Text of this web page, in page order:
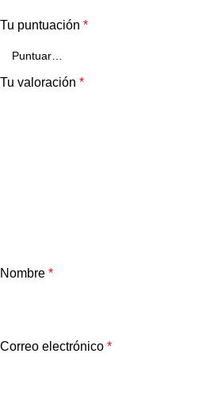
Tu puntuación *
Tu valoración *
Nombre *
Correo electrónico *